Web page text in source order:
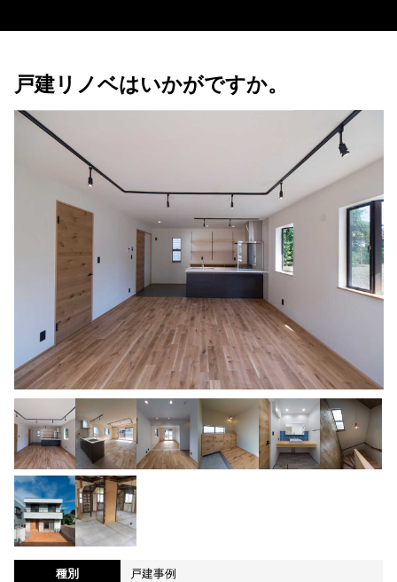
戸建リノベはいかがですか。
種別
戸建事例